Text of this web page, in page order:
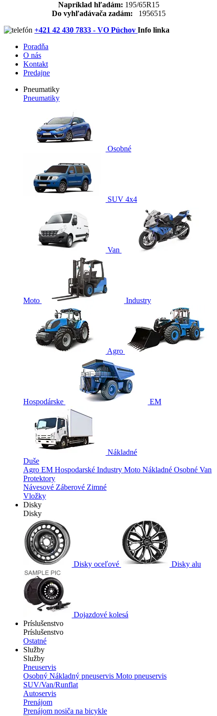
Napríklad hľadám: 195/65R15
Do vyhľadávača zadám: 1956515
+421 42 430 7833 - VO Púchov Info linka
Poradňa
O nás
Kontakt
Predajne
Pneumatiky
Pneumatiky
Osobné
SUV 4x4
Van
Moto Industry
Agro
Hospodárske EM
Nákladné
Duše
Agro EM Hospodarské Industry Moto Nákladné Osobné Van
Protektory
Návesové Záberové Zimné
Vložky
Disky
Disky
Disky oceľové Disky alu
Dojazdové kolesá
Príslušenstvo
Príslušenstvo
Ostatné
Služby
Služby
Pneuservis
Osobný Nákladný pneuservis Moto pneuservis
SUV/Van/Runflat
Autoservis
Prenájom
Prenájom nosiča na bicykle